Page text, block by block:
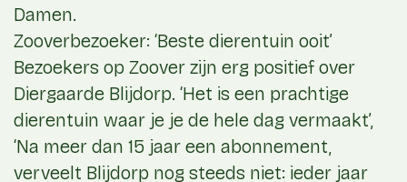
Damen.
Zooverbezoeker: ‘Beste dierentuin ooit’
Bezoekers op Zoover zijn erg positief over
Diergaarde Blijdorp. ‘Het is een prachtige
dierentuin waar je je de hele dag vermaakt’,
‘Na meer dan 15 jaar een abonnement,
verveelt Blijdorp nog steeds niet: ieder jaar